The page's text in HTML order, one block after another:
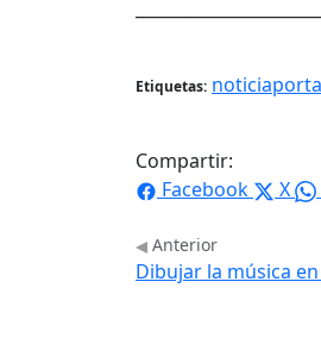
Etiquetas:
Compartir:
Facebook
X
Anterior
Dibujar la música